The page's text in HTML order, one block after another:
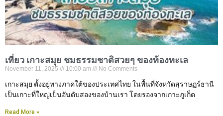
เที่ยว เกาะสมุย ชมธรรมชาติสวยๆ ของท้องทะเล
November 11, 2025 10:00 am No Comments
เกาะสมุย ตั้งอยู่ทางภาคใต้ของประเทศไทย ในพื้นที่จังหวัดสุราษฏร์ธานี
เป็นเกาะที่ใหญ่เป็นอันดับสองของบ้านเรา โดยรองจากเกาะภูเก็ต
Read More »